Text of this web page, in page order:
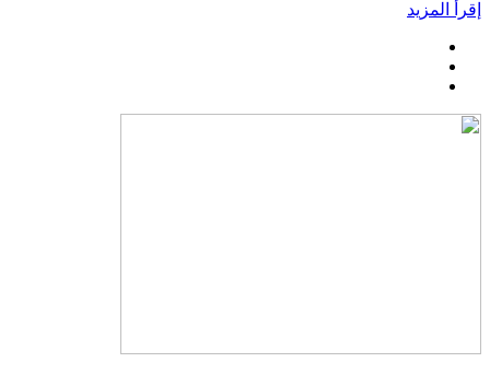
إقرأ المزيد